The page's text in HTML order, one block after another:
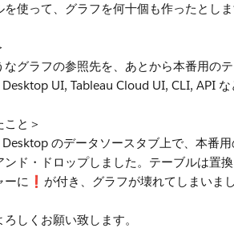
を使って、グラフを何十個も作ったとしま
なグラフの参照先を、あとから本番用の
UI, Tableau Cloud UI, CLI, API な
こと＞
のデータソースタブ上で、本番
ンド・ドロップしました。テーブルは置
ーに❗️が付き、グラフが壊れてしまいまし
ろしくお願い致します。